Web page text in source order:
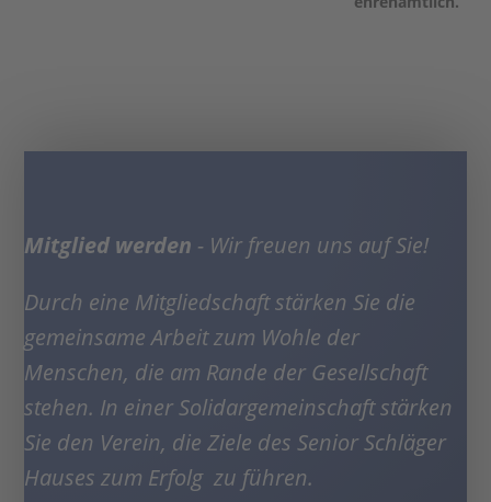
Mitglied werden - Wir freuen uns auf Sie!
Durch eine Mitgliedschaft stärken Sie die
gemeinsame Arbeit zum Wohle der
Menschen, die am Rande der Gesellschaft
stehen. In einer Solidargemeinschaft stärken
Sie den Verein, die Ziele des Senior Schläger
Hauses zum Erfolg zu führen.